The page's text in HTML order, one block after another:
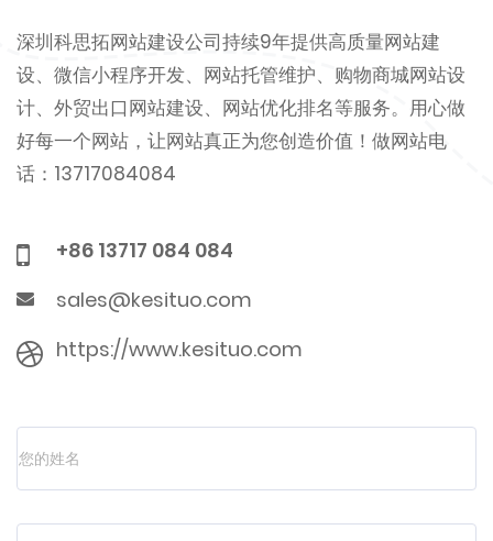
深圳科思拓网站建设公司持续9年提供高质量网站建
设、微信小程序开发、网站托管维护、购物商城网站设
计、外贸出口网站建设、网站优化排名等服务。用心做
好每一个网站，让网站真正为您创造价值！做网站电
话：13717084084
+86 13717 084 084
sales@kesituo.com
https://www.kesituo.com